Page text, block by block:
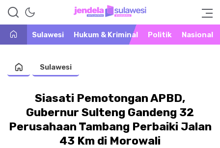
Jendela Sulawesi
Warta Peristiwa di Khatulistiwa
Sulawesi
Hukum & Kriminal Politik Nasional
Sulawesi
Siasati Pemotongan APBD,
Gubernur Sulteng Gandeng 32
Perusahaan Tambang Perbaiki Jalan
43 Km di Morowali